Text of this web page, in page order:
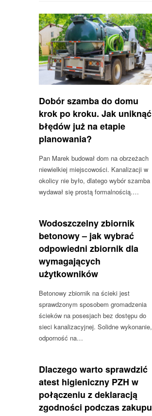
Dobór szamba do domu
krok po kroku. Jak uniknąć
błędów już na etapie
planowania?
Pan Marek budował dom na obrzeżach
niewielkiej miejscowości. Kanalizacji w
okolicy nie było, dlatego wybór szamba
wydawał się prostą formalnością.…
Wodoszczelny zbiornik
betonowy – jak wybrać
odpowiedni zbiornik dla
wymagających
użytkowników
Betonowy zbiornik na ścieki jest
sprawdzonym sposobem gromadzenia
ścieków na posesjach bez dostępu do
sieci kanalizacyjnej. Solidne wykonanie,
odporność na…
Dlaczego warto sprawdzić
atest higieniczny PZH w
połączeniu z deklaracją
zgodności podczas zakupu